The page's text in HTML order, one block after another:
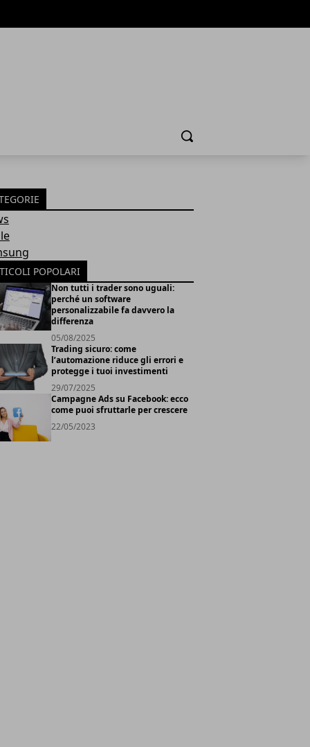
Cerca
POPOLARI
Non tutti i trader sono uguali:
perché un software
personalizzabile fa davvero la
differenza
05/08/2025
Trading sicuro: come
l’automazione riduce gli errori e
protegge i tuoi investimenti
29/07/2025
Campagne Ads su Facebook: ecco
come puoi sfruttarle per crescere
22/05/2023